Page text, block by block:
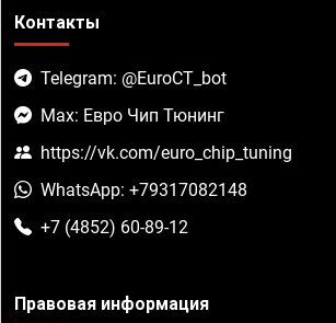
Контакты
Telegram: @EuroCT_bot
Max: Евро Чип Тюнинг
https://vk.com/euro_chip_tuning
WhatsApp: +79317082148
+7 (4852) 60-89-12
Правовая информация